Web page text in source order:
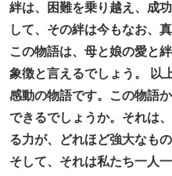
絆は、困難を乗り越え、成
して、その絆は今もなお、
この物語は、母と娘の愛と
象徴と言えるでしょう。 以
感動の物語です。この物語
できるでしょうか。それは
る力が、どれほど強大なも
そして、それは私たち一人